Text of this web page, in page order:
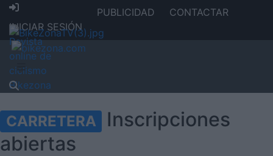
INICIAR SESIÓN
PUBLICIDAD CONTACTAR
CARRETERA
Inscripciones
abiertas